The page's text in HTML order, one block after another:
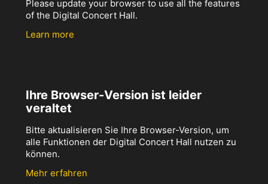
Please update your browser to use all the features
of the Digital Concert Hall.
Learn more
Ihre Browser-Version ist leider
veraltet
Bitte aktualisieren Sie Ihre Browser-Version, um
alle Funktionen der Digital Concert Hall nutzen zu
können.
Mehr erfahren